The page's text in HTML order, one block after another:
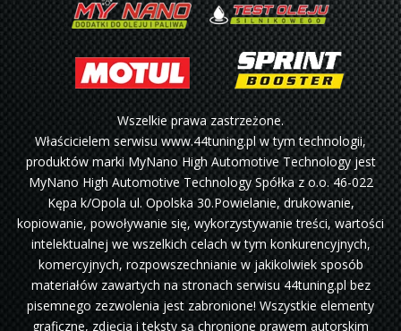
Wszelkie prawa zastrzeżone.
Właścicielem serwisu www.44tuning.pl w tym technologii,
produktów marki MyNano High Automotive Technology jest
MyNano High Automotive Technology Spółka z o.o. 46-022
Kępa k/Opola ul. Opolska 30.Powielanie, drukowanie,
kopiowanie, powoływanie się, wykorzystywanie treści, wartości
intelektualnej we wszelkich celach w tym konkurencyjnych,
komercyjnych, rozpowszechnianie w jakikolwiek sposób
materiałów zawartych na stronach serwisu 44tuning.pl bez
pisemnego zezwolenia jest zabronione! Wszystkie elementy
graficzne, zdjęcia i teksty są chronione prawem autorskim